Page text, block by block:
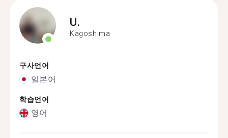
U.
Kagoshima
구사언어
일본어
학습언어
영어